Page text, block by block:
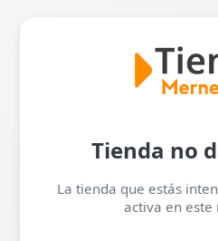
Tienda no
La tienda que estás
activa en este